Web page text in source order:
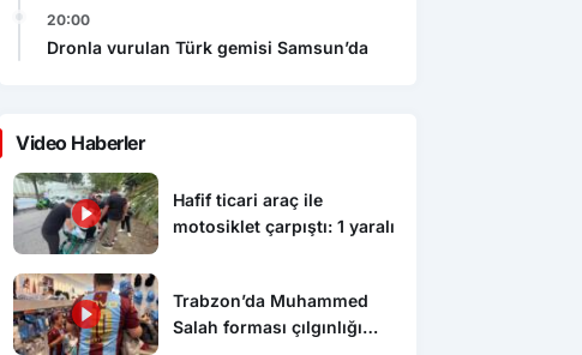
20:00
Dronla vurulan Türk gemisi Samsun’da
Video Haberler
Hafif ticari araç ile
motosiklet çarpıştı: 1 yaralı
Trabzon’da Muhammed
Salah forması çılgınlığı